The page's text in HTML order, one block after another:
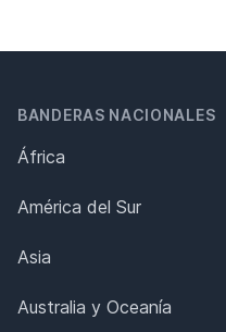
BANDERAS NACIONALES
África
América del Sur
Asia
Australia y Oceanía